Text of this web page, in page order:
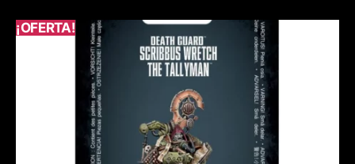
¡OFERTA!